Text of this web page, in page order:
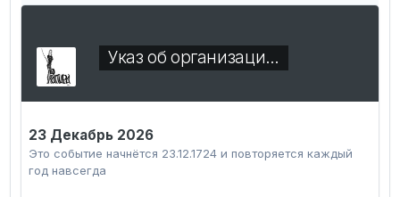
Указ об организаци…
23 Декабрь 2026
Это событие начнётся 23.12.1724 и повторяется каждый
год навсегда